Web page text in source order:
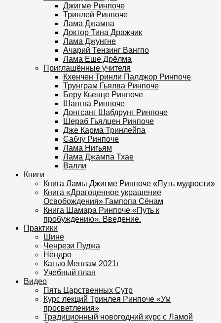
Джигме Ринпоче
Тринлей Ринпоче
Лама Джампа
Доктор Тина Дражчик
Лама Джунгне
Ачарий Тензинг Вангпо
Лама Еше Дрёлма
Приглашённые учителя
Кхенчен Тринли Палджор Ринпоче
Трунграм Гьялва Ринпоче
Беру Кьенце Ринпоче
Шангпа Ринпоче
Донгсанг Шабдрунг Ринпоче
Шераб Гьялцен Ринпоче
Дже Карма Тринлейпа
Сабчу Ринпоче
Лама Нигьям
Лама Джампа Тхае
Валли
Книги
Книга Ламы Джигме Ринпоче «Путь мудрости»
Книга «Драгоценное украшение
Освобождения» Гампопа Сёнам
Книга Шамара Ринпоче «Путь к
пробуждению». Введение.
Практики
Шине
Ченрези Пуджа
Нёндро
Кагью Менлам 2021г
Учебный план
Видео
Пять Царственных Сутр
Курс лекций Тринлея Ринпоче «Ум
просветления»
Традиционный новогодний курс с Ламой